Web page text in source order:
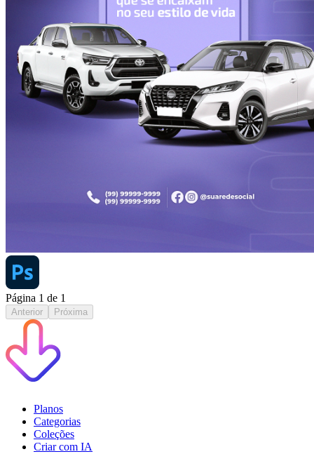
Página 1 de 1
Anterior Próxima
Planos
Categorias
Coleções
Criar com IA